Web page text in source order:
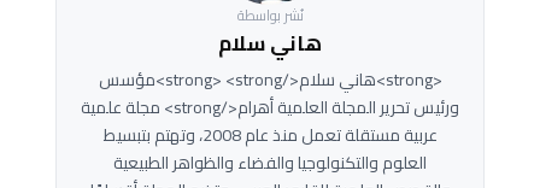
نُشر بواسطة
هاني سلام
<strong>هاني سلام</strong> <strong>مؤسس
ورئيس تحرير المجلة العلمية أهرام</strong> مجلة علمية
عربية مستقلة تعمل منذ عام 2008، وتهتم بتبسيط
العلوم والتكنولوجيا والفضاء والظواهر الطبيعية